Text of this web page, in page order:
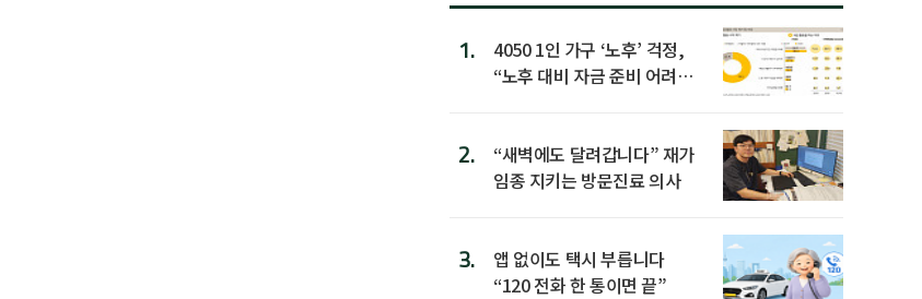
1.
4050 1인 가구 ‘노후’ 걱정,
“노후 대비 자금 준비 어려
2.
“새벽에도 달려갑니다” 재가
임종 지키는 방문진료 의사
3.
앱 없이도 택시 부릅니다
“120 전화 한 통이면 끝”